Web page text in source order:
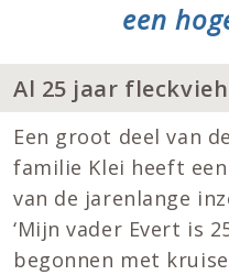
een
Al 25 jaar fleckvieh
Een groot deel van
familie Klei heeft
van de jarenlange
‘Mijn vader Evert is
begonnen met